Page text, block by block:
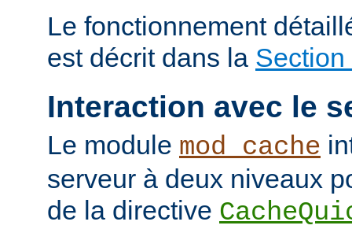
Le fonctionnement
est décrit dans la
Interaction avec le
Le module mod_cache
serveur à deux niveaux
de la directive